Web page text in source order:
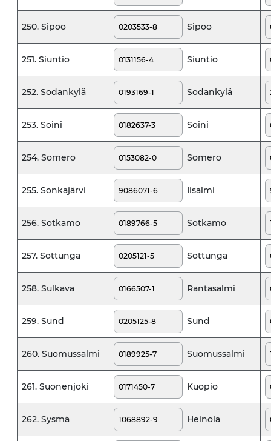
250. Sipoo Sipoo
251. Siuntio Siuntio
252. Sodankylä Sodankylä
253. Soini Soini
254. Somero Somero
255. Sonkajärvi Iisalmi
256. Sotkamo Sotkamo
257. Sottunga Sottunga
258. Sulkava Rantasalmi
259. Sund Sund
260. Suomussalmi Suomussalmi
261. Suonenjoki Kuopio
262. Sysmä Heinola